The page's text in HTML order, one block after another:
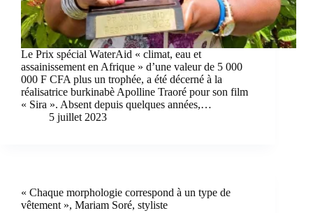
Le Prix spécial WaterAid « climat, eau et
assainissement en Afrique » d’une valeur de 5 000
000 F CFA plus un trophée, a été décerné à la
réalisatrice burkinabè Apolline Traoré pour son film
« Sira ». Absent depuis quelques années,…
5 juillet 2023
« Chaque morphologie correspond à un type de
vêtement », Mariam Soré, styliste